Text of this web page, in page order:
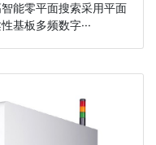
能零平面搜索采用平面
基板多频数字···